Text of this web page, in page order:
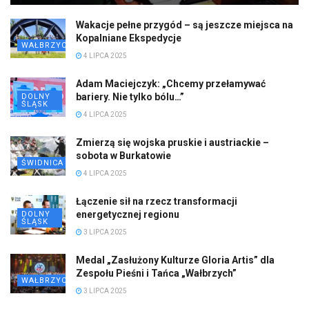
WAŁBRZYCH
Wakacje pełne przygód – są jeszcze miejsca na
Kopalniane Ekspedycje
4 LIPCA 2025
DOLNY
ŚLĄSK
Adam Maciejczyk: „Chcemy przełamywać
bariery. Nie tylko bólu…”
4 LIPCA 2025
ŚWIDNICA
Zmierzą się wojska pruskie i austriackie –
sobota w Burkatowie
4 LIPCA 2025
DOLNY
ŚLĄSK
Łączenie sił na rzecz transformacji
energetycznej regionu
3 LIPCA 2025
WAŁBRZYCH
Medal „Zasłużony Kulturze Gloria Artis” dla
Zespołu Pieśni i Tańca „Wałbrzych”
3 LIPCA 2025